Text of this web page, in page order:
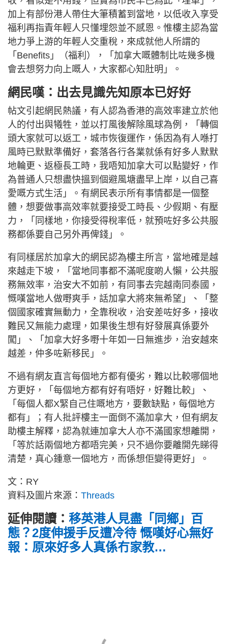
加上有部份港人帶住大筆積蓄到當地，以低收入享受
福利再指責年輕人只懂埋怨並不感恩。惟樓主認為當
地力爭上游的年輕人交重稅，來成就他人所謂的
「Benefits」（福利），「加拿大嘅體制比咗幾多機
會去想努力向上嘅人，大家都心知肚明」。
網民嘆：出去見識先知原本已好好
帖文引起網民熱議，有人認為香港的高效率建立於他
人的付出與犧牲，並以打風後解除風球為例，「轉個
頭大家就可以返工，城市恢復運作，係因為有人喺打
風時已默默準備好，套落各行各業就係有好多人默默
地輪更、返極長工時，我唔知加拿大可以點變好，作
為普通人只想盡快搵到個避風塘盡早上岸，以自己喜
愛嘅方式生活」。有網民表示所有事情都是一個整
體，想要做事高效率就要接受工時長、少假期、有壓
力，「同樣地，你接受得稅率低，就預咗好多公共服
務都係要自己另外再俾錢」。
有同樣居於加拿大的網民認為樓主所言，當地確是越
來越走下坡，「當地同事都不滿呢度啲人懶，公共服
務無效率，治安大不如前，有同事去完越南同泰國，
慨嘆當地人做嘢爽手，話加拿大將來無希望」、「整
個國家確實無動力，全靠稅收，治安差咗好多，接收
難民又無能力處理，如果後生想有好發展真係要外
闖」、「加拿大好多嘢十年如一日無進步，治安越來
越差，仲多咗新移民」。
不過有網友直言每個地方都有優劣，難以比較哪個地
方更好，「每個地方都有好有唔好，好難比較」、
「每個人都X緊自己住嘅地方，要數缺點，每個地方
都有」；有人批評樓主一面倒不滿加拿大，但有網友
助樓主解釋，認為就連加拿大人亦不滿國家想離開，
「等於話兩個地方都唔完美，只不過你要離開先睇得
清楚，真心鍾意一個地方，而係想佢變得更好」。
文：RY
資料及圖片來源： Threads
延伸閱讀： 移英港人見盡「同鄉」百
態？2度伸援手反遭冷待 慨嘆好心無好
報：原來好多人真係冇家教…